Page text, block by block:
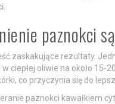
paznokci
zaskakujące rezultaty.
ciepłej oliwie na około 15-
co przyczynia się do
paznokci kawałkiem